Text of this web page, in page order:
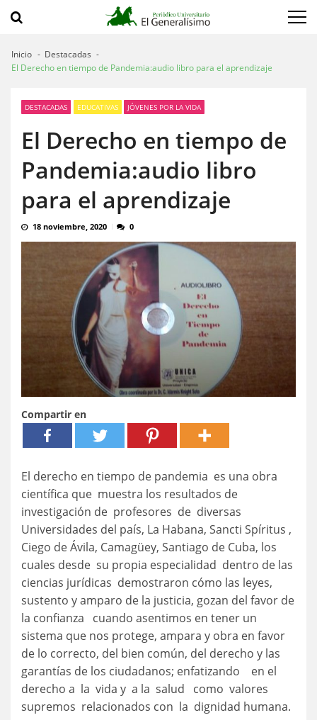
Inicio
Destacadas
El Derecho en tiempo de Pandemia:audio libro para el aprendizaje
DESTACADAS EDUCATIVAS JÓVENES POR LA VIDA
El Derecho en tiempo de
Pandemia:audio libro
para el aprendizaje
18 noviembre, 2020 0
Compartir en
El derecho en tiempo de pandemia es una obra
científica que muestra los resultados de
investigación de profesores de diversas
Universidades del país, La Habana, Sancti Spíritus ,
Ciego de Ávila, Camagüey, Santiago de Cuba, los
cuales desde su propia especialidad dentro de las
ciencias jurídicas demostraron cómo las leyes,
sustento y amparo de la justicia, gozan del favor de
la confianza cuando asentimos en tener un
sistema que nos protege, ampara y obra en favor
de lo correcto, del bien común, del derecho y las
garantías de los ciudadanos; enfatizando en el
derecho a la vida y a la salud como valores
supremos relacionados con la dignidad humana.